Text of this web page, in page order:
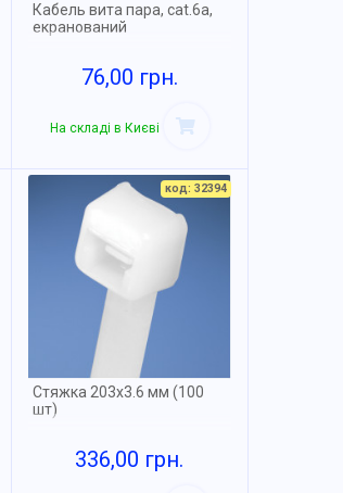
Кабель вита пара, cat.6a,
екранований
76,00 грн.
На складі в Києві
код: 32394
Стяжка 203х3.6 мм (100
шт)
336,00 грн.